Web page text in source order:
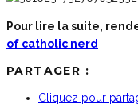
Pour lire la suite,
of catholic nerd
PARTAGER :
Cliquez pour